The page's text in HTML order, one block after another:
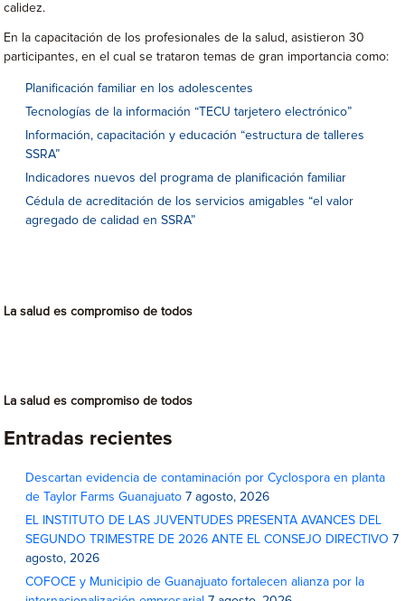
calidez.
En la capacitación de los profesionales de la salud, asistieron 30
participantes, en el cual se trataron temas de gran importancia como:
Planificación familiar en los adolescentes
Tecnologías de la información “TECU tarjetero electrónico”
Información, capacitación y educación “estructura de talleres
SSRA”
Indicadores nuevos del programa de planificación familiar
Cédula de acreditación de los servicios amigables “el valor
agregado de calidad en SSRA”
La salud es compromiso de todos
La salud es compromiso de todos
Entradas recientes
Descartan evidencia de contaminación por Cyclospora en planta
de Taylor Farms Guanajuato 7 agosto, 2026
EL INSTITUTO DE LAS JUVENTUDES PRESENTA AVANCES DEL
SEGUNDO TRIMESTRE DE 2026 ANTE EL CONSEJO DIRECTIVO 7
agosto, 2026
COFOCE y Municipio de Guanajuato fortalecen alianza por la